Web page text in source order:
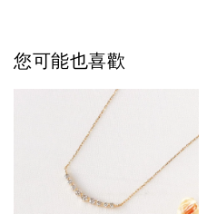
您可能也喜歡